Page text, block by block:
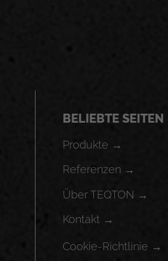
BELIEBTE SEITEN
Produkte →
Referenzen →
Über TEQTON →
Kontakt →
Cookie-Richtlinie →